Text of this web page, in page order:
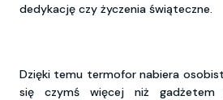
dedykację czy życzenia świąteczne.
Dzięki temu termofor nabiera
się czymś więcej niż